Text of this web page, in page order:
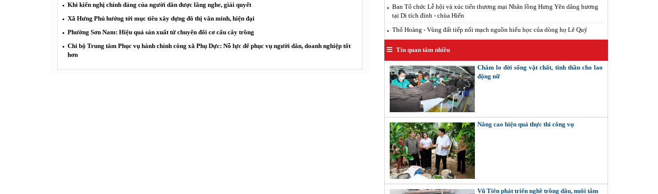
Khi kiến nghị chính đáng của người dân được lắng nghe, giải quyết
Xã Hưng Phú hướng tới mục tiêu xây dựng đô thị văn minh, hiện đại
Phường Sơn Nam: Hiệu quả sản xuất từ chuyển đổi cơ cấu cây trồng
Chi bộ Trung tâm Phục vụ hành chính công xã Phụ Dực: Nỗ lực để phục vụ người dân, doanh nghiệp tốt
hơn
Ban Tổ chức Lễ hội và xúc tiến thương mại Nhãn lồng Hưng Yên dâng hương
tại Di tích đình - chùa Hiến
Thổ Hoàng - Vùng đất tiếp nối mạch nguồn hiếu học của dòng họ Lê Quý
Tin quan tâm nhiều
Chăm lo đời sống vật chất, tinh thần cho lao
động nữ
Nâng cao hiệu quả thực thi công vụ
Vũ Tiên phát triển nghề trồng dâu, nuôi tằm